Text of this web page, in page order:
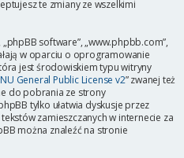
te zmiany ze wszelkimi
„phpBB software”, „www.phpbb.com”,
w oparciu o oprogramowanie
jest środowiskiem typu witryny
General Public License v2” zwanej też
do pobrania ze strony
tylko ułatwia dyskusje przez
zamieszczanych w internecie za
można znaleźć na stronie